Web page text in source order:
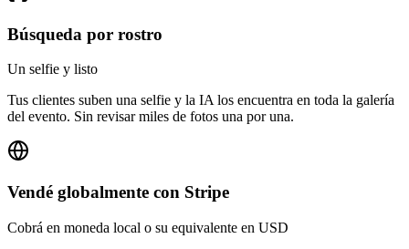
Búsqueda por rostro
Un selfie y listo
Tus clientes suben una selfie y la IA los encuentra en toda la galería
del evento. Sin revisar miles de fotos una por una.
Vendé globalmente con Stripe
Cobrá en moneda local o su equivalente en USD